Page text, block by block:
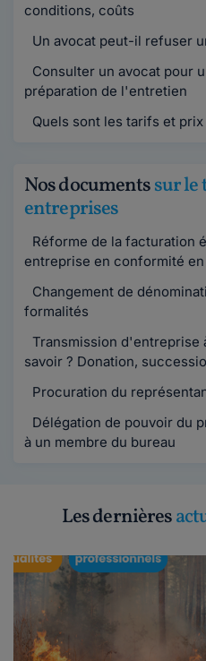
conditions, coûts
Un avocat peut-il refuser
Consulter un avocat pour
préparation de l'entretien
Quels sont les tarifs et prix
Nos documentssur le
entreprises
Réforme de la facturation
entreprise en conformité
Changement de
formalités
Transmission d'entreprise
savoir ? Donation,
Procuration du
Délégation de pouvoir du
à un membre du bureau
Les dernières